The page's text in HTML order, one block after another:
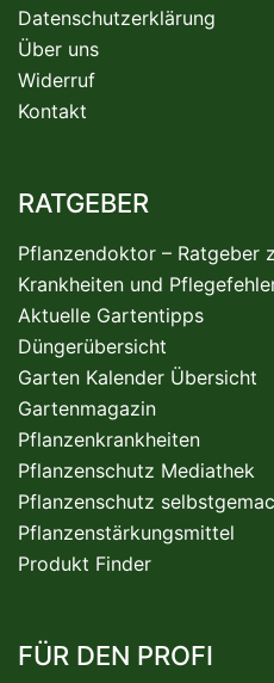
Datenschutzerklärung
Über uns
Widerruf
Kontakt
RATGEBER
Pflanzendoktor – Ratgeber
Krankheiten und
Aktuelle Gartentipps
Düngerübersicht
Garten Kalender Übersicht
Gartenmagazin
Pflanzenkrankheiten
Pflanzenschutz Mediathek
Pflanzenschutz
Pflanzenstärkungsmittel
Produkt Finder
FÜR DEN PROFI